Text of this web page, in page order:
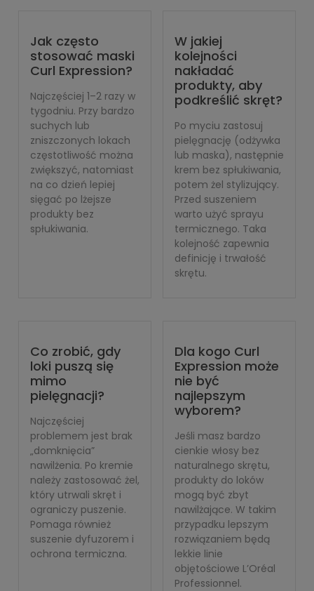
Jak często
stosować maski
Curl Expression?
Najczęściej 1–2 razy w
tygodniu. Przy bardzo
suchych lub
zniszczonych lokach
częstotliwość można
zwiększyć, natomiast
na co dzień lepiej
sięgać po lżejsze
produkty bez
spłukiwania.
W jakiej
kolejności
nakładać
produkty, aby
podkreślić skręt?
Po myciu zastosuj
pielęgnację (odżywka
lub maska), następnie
krem bez spłukiwania,
potem żel stylizujący.
Przed suszeniem
warto użyć sprayu
termicznego. Taka
kolejność zapewnia
definicję i trwałość
skrętu.
Co zrobić, gdy
loki puszą się
mimo
pielęgnacji?
Najczęściej
problemem jest brak
„domknięcia”
nawilżenia. Po kremie
należy zastosować żel,
który utrwali skręt i
ograniczy puszenie.
Pomaga również
suszenie dyfuzorem i
ochrona termiczna.
Dla kogo Curl
Expression może
nie być
najlepszym
wyborem?
Jeśli masz bardzo
cienkie włosy bez
naturalnego skrętu,
produkty do loków
mogą być zbyt
nawilżające. W takim
przypadku lepszym
rozwiązaniem będą
lekkie linie
objętościowe L’Oréal
Professionnel.